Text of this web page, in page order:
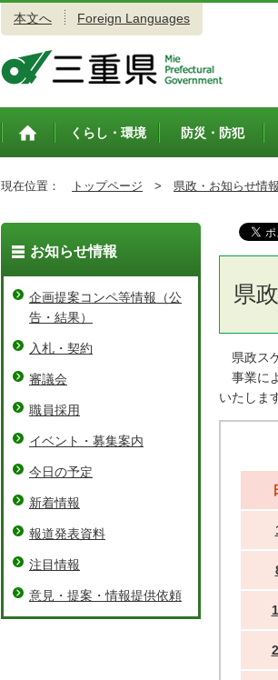
本文へ Foreign Languages
トップペ
くらし・環境 防災・防犯
現在位置： トップページ > 県政・お知らせ情報
県
県政ス
事業に
いたしま
お知らせ情報
企画提案コンペ等情報（公
告・結果）
入札・契約
審議会
職員採用
イベント・募集案内
今日の予定
新着情報
報道発表資料
注目情報
意見・提案・情報提供依頼